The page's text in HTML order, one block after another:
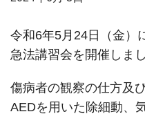
令和6年5月24日（金）
急法講習会を開催しまし
傷病者の観察の仕方及
AEDを用いた除細動、